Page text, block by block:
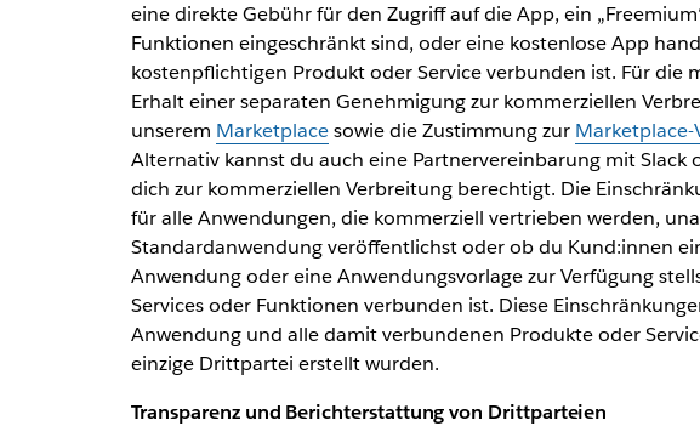
eine direkte Gebühr für den Zugriff auf die App, ein
Funktionen eingeschränkt sind, oder eine kostenlose App
kostenpflichtigen Produkt oder Service verbunden ist. Für die
Erhalt einer separaten Genehmigung zur kommerziellen
unserem Marketplacesowie die Zustimmung zur
Alternativ kannst du auch eine Partnervereinbarung mit Slack
dich zur kommerziellen Verbreitung berechtigt. Die
für alle Anwendungen, die kommerziell vertrieben werden,
Standardanwendung veröffentlichst oder ob du Kund:innen
Anwendung oder eine Anwendungsvorlage zur Verfügung
Services oder Funktionen verbunden ist. Diese
Anwendung und alle damit verbundenen Produkte oder
einzige Drittpartei erstellt wurden.
Transparenz und Berichterstattung von Drittparteien